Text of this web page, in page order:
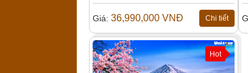
Giá: 36,990,000 VNĐ Chi tiết
Hot